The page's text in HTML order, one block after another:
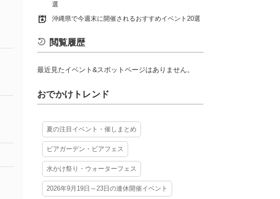
選
沖縄県で今週末に開催されるおすすめイベント20選
閲覧履歴
最近見たイベント&スポットページはありません。
おでかけトレンド
夏の注目イベント・催しまとめ
ビアガーデン・ビアフェス
水かけ祭り・ウォーターフェス
2026年9月19日～23日の連休開催イベント